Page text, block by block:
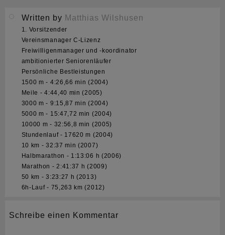
Written by Matthias Wilshusen
1. Vorsitzender
Vereinsmanager C-Lizenz
Freiwilligenmanager und -koordinator
ambitionierter Seniorenläufer
Persönliche Bestleistungen
1500 m - 4:26,66 min (2004)
Meile - 4:44,40 min (2005)
3000 m - 9:15,87 min (2004)
5000 m - 15:47,72 min (2004)
10000 m - 32:56,8 min (2005)
Stundenlauf - 17620 m (2004)
10 km - 32:37 min (2007)
Halbmarathon - 1:13:06 h (2006)
Marathon - 2:41:37 h (2009)
50 km - 3:23:27 h (2013)
6h-Lauf - 75,263 km (2012)
Schreibe einen Kommentar